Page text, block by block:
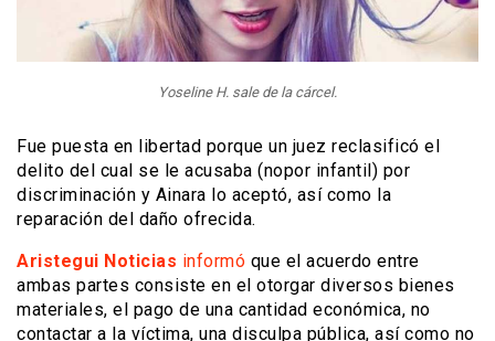
Yoseline H. sale de la cárcel.
Fue puesta en libertad porque un juez reclasificó el
delito del cual se le acusaba (nopor infantil) por
discriminación y Ainara lo aceptó, así como la
reparación del daño ofrecida.
Aristegui Noticias informó que el acuerdo entre
ambas partes consiste en el otorgar diversos bienes
materiales, el pago de una cantidad económica, no
contactar a la víctima, una disculpa pública, así como no